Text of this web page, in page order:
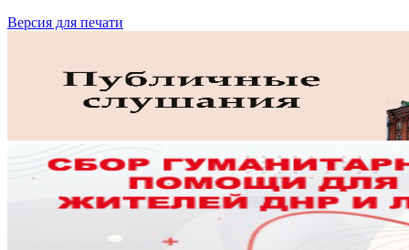
Версия для печати